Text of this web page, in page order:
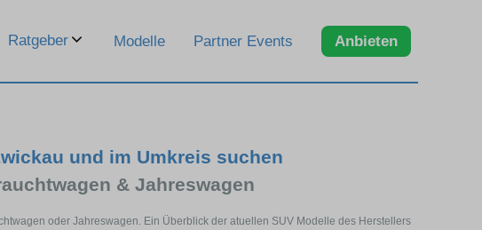
Ratgeber Modelle Partner Events Anbieten
und im Umkreis suchen
& Jahreswagen
oder Jahreswagen. Ein Überblick der atuellen SUV Modelle des Herstellers